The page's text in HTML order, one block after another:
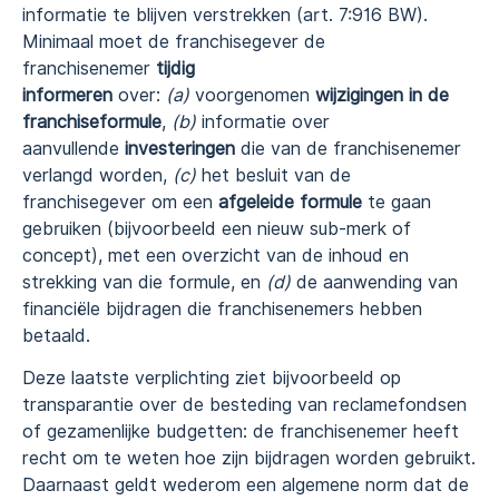
informatie te blijven verstrekken (art. 7:916 BW).
Minimaal moet de franchisegever de
franchisenemer tijdig
informeren over: (a) voorgenomen wijzigingen in de
franchiseformule, (b) informatie over
aanvullende investeringen die van de franchisenemer
verlangd worden, (c) het besluit van de
franchisegever om een afgeleide formule te gaan
gebruiken (bijvoorbeeld een nieuw sub-merk of
concept), met een overzicht van de inhoud en
strekking van die formule, en (d) de aanwending van
financiële bijdragen die franchisenemers hebben
betaald.
Deze laatste verplichting ziet bijvoorbeeld op
transparantie over de besteding van reclamefondsen
of gezamenlijke budgetten: de franchisenemer heeft
recht om te weten hoe zijn bijdragen worden gebruikt.
Daarnaast geldt wederom een algemene norm dat de